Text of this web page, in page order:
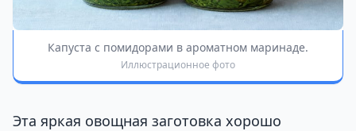
Капуста с помидорами в ароматном маринаде.
Иллюстрационное фото
Эта яркая овощная заготовка хорошо